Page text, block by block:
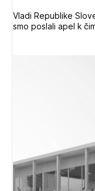
Vladi Republike
smo poslali apel k